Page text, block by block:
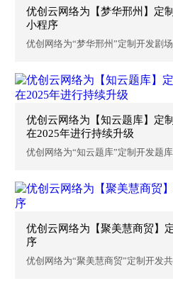
优创云网络为【梦华邢州】定
小程序
优创网络为“梦华邢州”定制开发剧
优创云网络为【知云题库】定
在2025年进行持续升级
优创网络为“知云题库”定制开发题
优创云网络为【聚美慧商贸】
序
优创网络为“聚美慧商贸”定制开发